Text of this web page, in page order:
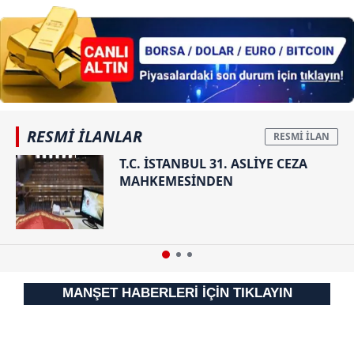
RESMİ İLANLAR
T.C. İSTANBUL 31. ASLİYE CEZA
MAHKEMESİNDEN
MANŞET HABERLERİ İÇİN TIKLAYIN